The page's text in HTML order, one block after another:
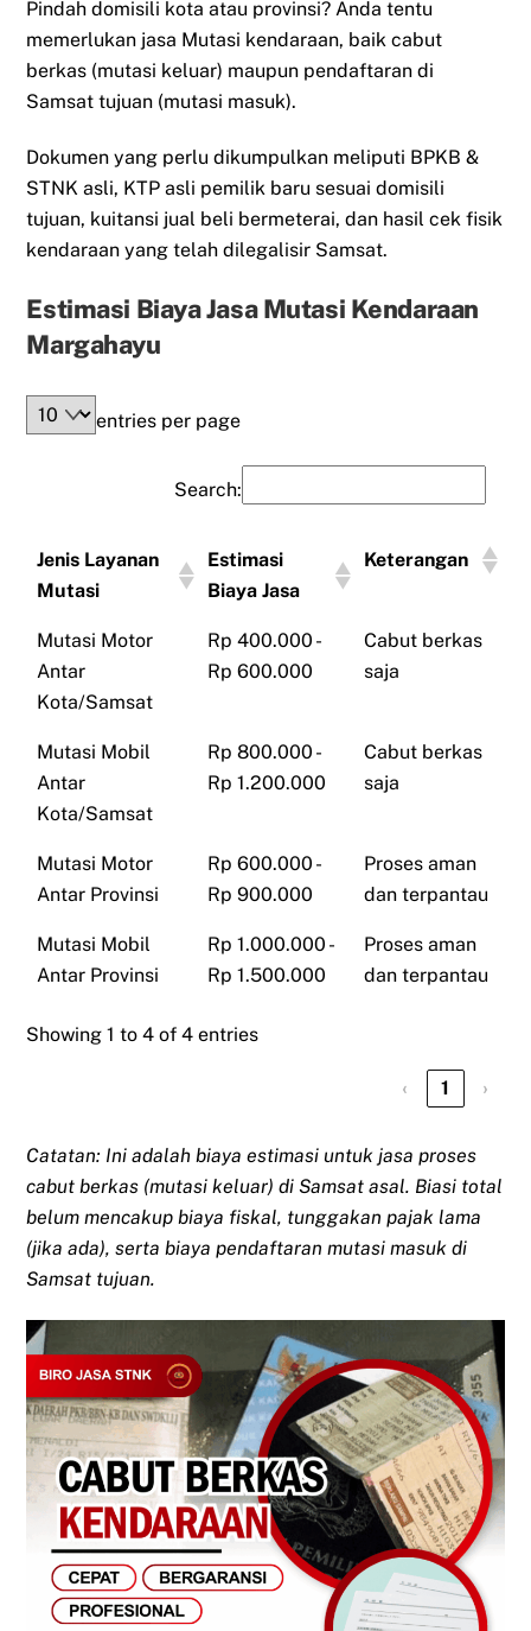
Pindah domisili kota atau provinsi? Anda tentu
memerlukan jasa Mutasi kendaraan, baik cabut
berkas (mutasi keluar) maupun pendaftaran di
Samsat tujuan (mutasi masuk).
Dokumen yang perlu dikumpulkan meliputi BPKB &
STNK asli, KTP asli pemilik baru sesuai domisili
tujuan, kuitansi jual beli bermeterai, dan hasil cek fisik
kendaraan yang telah dilegalisir Samsat.
Estimasi Biaya Jasa Mutasi Kendaraan
Margahayu
entries per page
Search:
Jenis Layanan
Mutasi
Estimasi
Biaya Jasa
Keterangan
Mutasi Motor
Antar
Kota/Samsat
Rp 400.000 -
Rp 600.000
Cabut berkas
saja
Mutasi Mobil
Antar
Kota/Samsat
Rp 800.000 -
Rp 1.200.000
Cabut berkas
saja
Mutasi Motor
Antar Provinsi
Rp 600.000 -
Rp 900.000
Proses aman
dan terpantau
Mutasi Mobil
Antar Provinsi
Rp 1.000.000 -
Rp 1.500.000
Proses aman
dan terpantau
Showing 1 to 4 of 4 entries
‹ 1 ›
Catatan: Ini adalah biaya estimasi untuk jasa proses
cabut berkas (mutasi keluar) di Samsat asal. Biasi total
belum mencakup biaya fiskal, tunggakan pajak lama
(jika ada), serta biaya pendaftaran mutasi masuk di
Samsat tujuan.